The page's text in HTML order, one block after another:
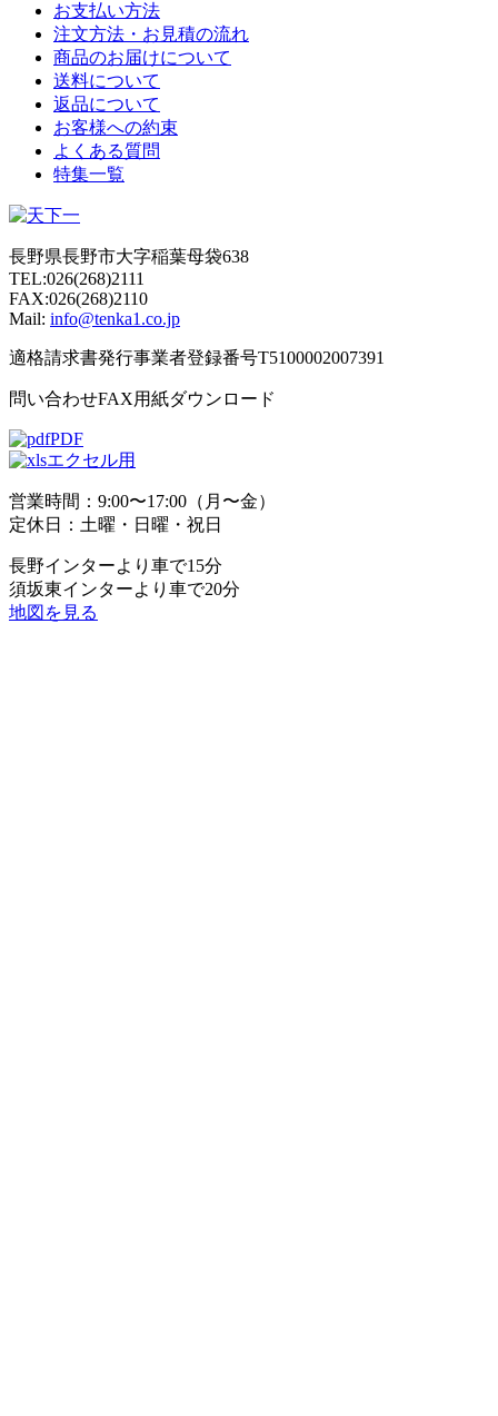
お支払い方法
注文方法・お見積の流れ
商品のお届けについて
送料について
返品について
お客様への約束
よくある質問
特集一覧
長野県長野市大字稲葉母袋638
TEL:026(268)2111
FAX:026(268)2110
Mail: info@tenka1.co.jp
適格請求書発行事業者登録番号T5100002007391
問い合わせFAX用紙ダウンロード
PDF
エクセル用
営業時間：9:00〜17:00（月〜金）
定休日：土曜・日曜・祝日
長野インターより車で15分
須坂東インターより車で20分
地図を見る